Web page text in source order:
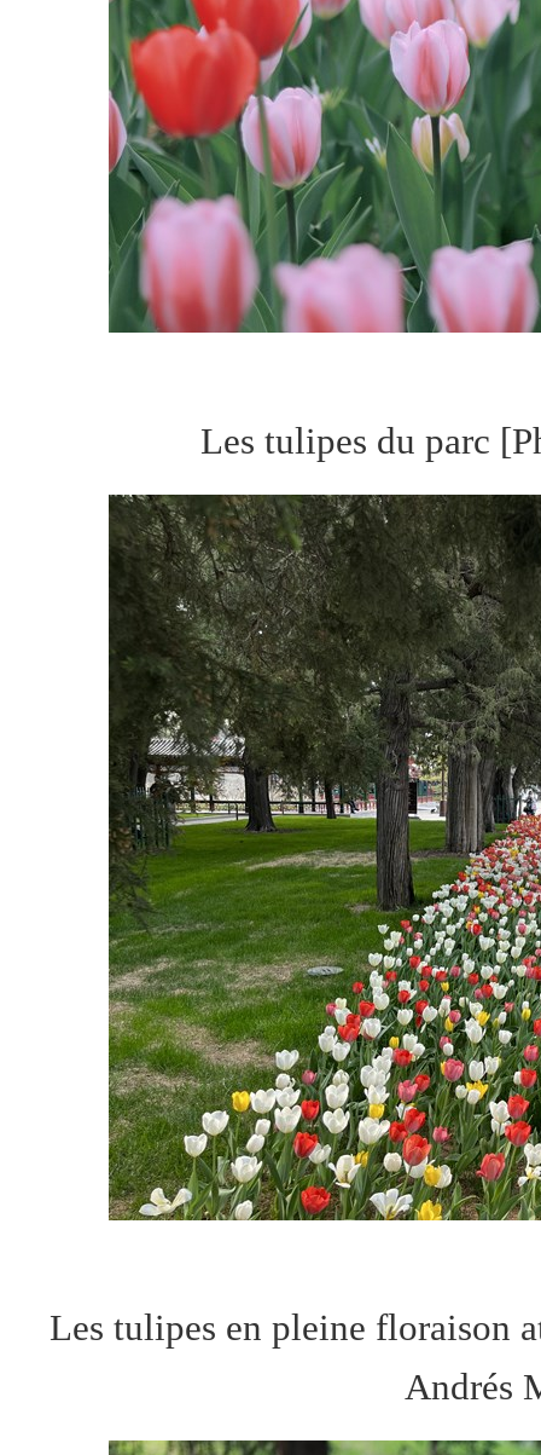
Les tulipes du parc
Les tulipes en pleine floraison
Andrés